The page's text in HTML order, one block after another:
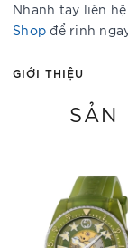
Nhanh tay liên
Shop để rinh
GIỚI THIỆU
SẢN